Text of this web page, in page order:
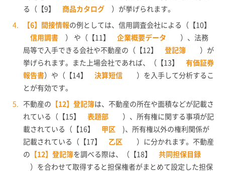
る（【9】
商品カタログ ）が挙げられます。
【6】間接情報の例としては、信用調査会社による（【10】
信用調書 ） や（【11】 企業概要データ
）、法務
局等で入手できる会社や不動産の（【12】
登記簿
）が
挙げられます。また上場会社であれば、（【13】
有価証券
報告書）や（【14】 決算短信
）を入手して分析するこ
とが有効です。
不動産の 【12】登記簿は、不動産の所在や面積などが記載さ
れている（【15】
表題部
）、所有権に関する事項が記
載されている（【16】
甲区 )、所有権以外の権利関係が
記載されている（【17】
乙区
）に分かれます。不動産
の 【12】登記簿を調べる際は、（【18】
共同担保目録
）を合わせて取得すると担保権者がまとめて設定した担保